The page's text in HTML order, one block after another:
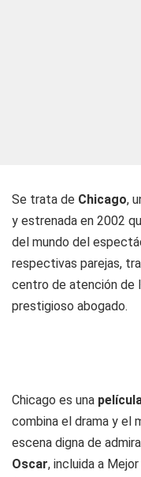
Se trata de Chicago,
y estrenada en 2002
del mundo del
respectivas parejas,
centro de atención de
prestigioso abogado.
Chicago es una
combina el drama y el
escena digna de
Oscar, incluida a